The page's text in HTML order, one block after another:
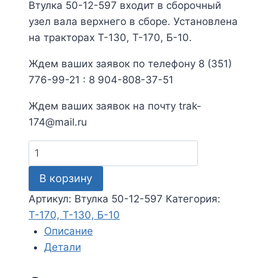
Втулка 50-12-597 входит в сборочный
узел вала верхнего в сборе. Установлена
на тракторах Т-130, Т-170, Б-10.
Ждем ваших заявок по телефону 8 (351)
776-99-21 : 8 904-808-37-51
Ждем ваших заявок на почту trak-
174@mail.ru
Количество
товара
Втулка
50-
12-
597
В корзину
Артикул: Втулка 50-12-597 Категория:
Т-170, Т-130, Б-10
Описание
Детали